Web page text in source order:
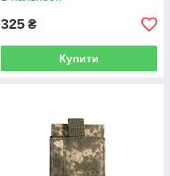
325 ₴
Купити